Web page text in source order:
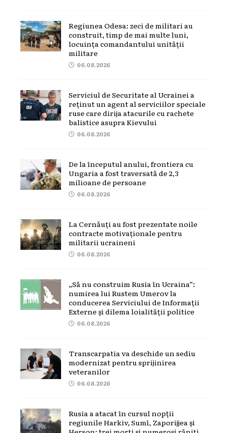
Regiunea Odesa: zeci de militari au
construit, timp de mai multe luni,
locuința comandantului unității
militare
06.08.2026
Serviciul de Securitate al Ucrainei a
reținut un agent al serviciilor speciale
ruse care dirija atacurile cu rachete
balistice asupra Kievului
06.08.2026
De la începutul anului, frontiera cu
Ungaria a fost traversată de 2,3
milioane de persoane
06.08.2026
La Cernăuți au fost prezentate noile
contracte motivaționale pentru
militarii ucraineni
06.08.2026
„Să nu construim Rusia în Ucraina”:
numirea lui Rustem Umerov la
conducerea Serviciului de Informații
Externe și dilema loialității politice
06.08.2026
Transcarpatia va deschide un sediu
modernizat pentru sprijinirea
veteranilor
06.08.2026
Rusia a atacat în cursul nopții
regiunile Harkiv, Sumî, Zaporijjea și